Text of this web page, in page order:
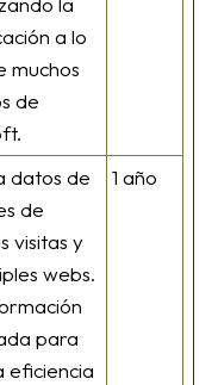
a lo
muchos
de
datos de
de
visitas y
webs.
para
eficiencia
1 año